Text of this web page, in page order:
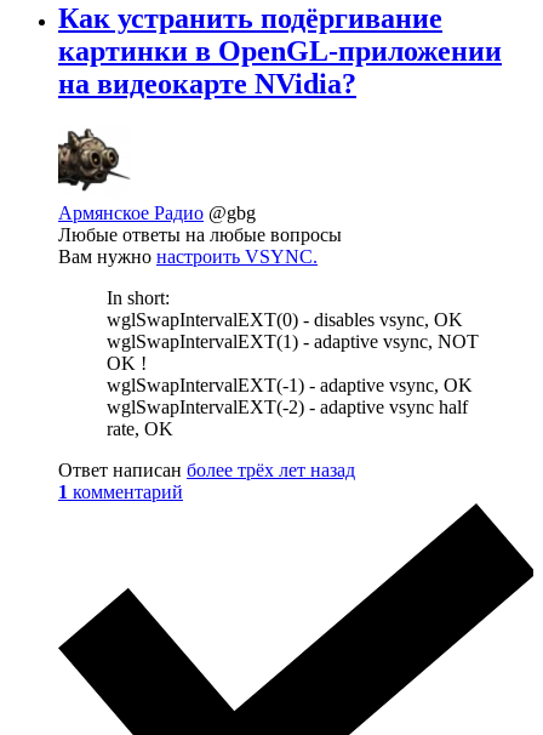
Как устранить подёргивание
картинки в OpenGL-приложении
на видеокарте NVidia?
Армянское Радио @gbg
Любые ответы на любые вопросы
Вам нужно настроить VSYNC.
In short:
wglSwapIntervalEXT(0) - disables vsync, OK
wglSwapIntervalEXT(1) - adaptive vsync, NOT
OK !
wglSwapIntervalEXT(-1) - adaptive vsync, OK
wglSwapIntervalEXT(-2) - adaptive vsync half
rate, OK
Ответ написан более трёх лет назад
1 комментарий